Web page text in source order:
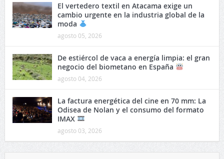
El vertedero textil en Atacama exige un
cambio urgente en la industria global de la
moda
agosto 05, 2026
De estiércol de vaca a energía limpia: el gran
negocio del biometano en España
agosto 04, 2026
La factura energética del cine en 70 mm: La
Odisea de Nolan y el consumo del formato
IMAX
agosto 03, 2026